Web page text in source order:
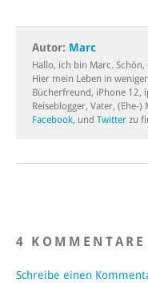
Autor: Marc
Hallo, ich bin Marc.
Hier mein Leben in
Bücherfreund, iPhone 12,
Reiseblogger, Vater, (Ehe-
Facebook, und Twitter zu
4 KOMMENTARE
Schreibe einen